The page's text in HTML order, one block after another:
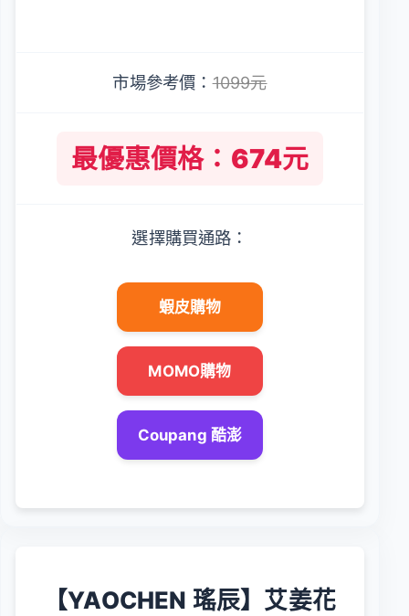
市場參考價：1099元
最優惠價格：674元
選擇購買通路：
蝦皮購物
MOMO購物
Coupang 酷澎
【YAOCHEN 瑤辰】艾姜花